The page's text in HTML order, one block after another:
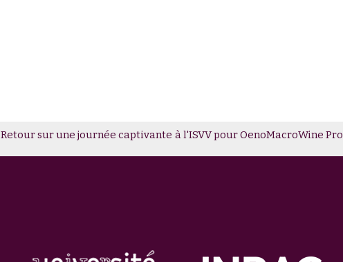
Retour sur une journée captivante à l'ISVV pour OenoMacroWine Pro